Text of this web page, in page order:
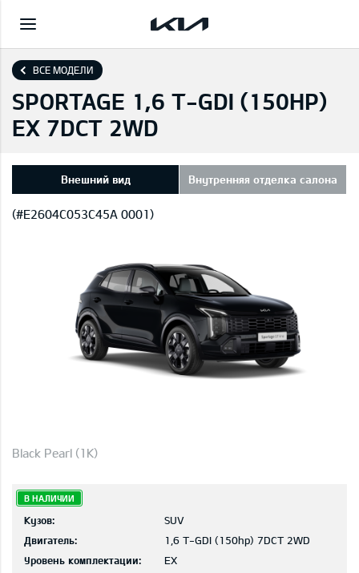
ВСЕ МОДЕЛИ
SPORTAGE 1,6 T-GDI (150HP)
EX 7DCT 2WD
Внешний вид Внутренняя отделка салона
(#E2604C053C45A 0001)
Black Pearl (1K)
В НАЛИЧИИ
Кузов:
SUV
Двигатель:
1,6 T-GDI (150hp) 7DCT 2WD
Уровень комплектации:
EX